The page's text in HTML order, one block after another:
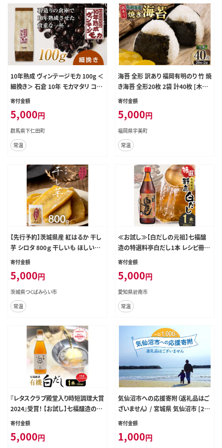
10年熟成 ヴィンテージモカ 100g ＜
細挽き＞ 石倉 10年 モカマタリ コク
入手困難 希少 F21K-140
寄付金額
5,000円
群馬県下仁田町
常温
海苔 全形 訳あり 福岡有明のり 竹 焼
き海苔 全形20枚 2袋 計40枚 [木村
食品 福岡県 宇美町 um40beg0400
有明海苔 海苔 のり 有明 おにぎり お
むすび メール便 メール便対応
寄付金額
5,000円
福岡県宇美町
常温
【先行予約】茨城県産 紅はるか 干し
芋 シロタ 800ｇ 干しいも ほしいも
茨城 いも 芋 さつまいも さつま芋 茨
ツ 和菓子 国産 塚田商店 マツコの
知らない世界 [EA07-NT]
寄付金額
5,000円
茨城県つくばみらい市
常温
≪お試し≫【白だしの元祖】七福醸
造の特選料亭白だし1本 レシピ冊子
付き 時短料理 本枯節 どんこ 昆布 調
ングセラー 出汁 だし 旨味 和食 煮
物 卵料理 お吸い物 麺類 炒めもの
揚げ物 太鼓判 時短料理 料理 トライ
アル H001-100
寄付金額
5,000円
愛知県碧南市
常温
『レタスクラブ殿堂入り時短調理大賞
2024』受賞！ 【お試し】七福醸造の有
機白だし1本 調味料 レシピ冊子付き
ロングセラー 出汁 だし 旨味 和食
寄付金額
5,000円
気仙沼市への応援寄附（返礼品はご
ざいません） / 宮城県 気仙沼市 [205
61928]
寄付金額
1,000円